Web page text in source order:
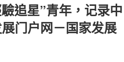
追星”青年，记录中
门户网－国家发展